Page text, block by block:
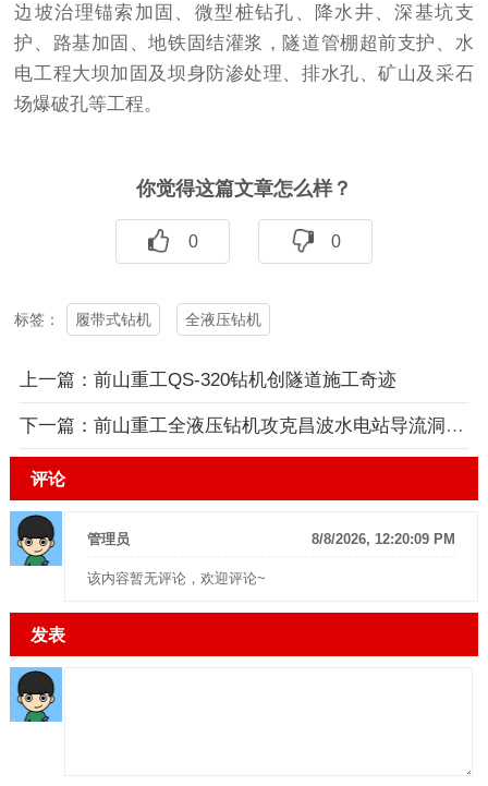
边坡治理锚索加固、微型桩钻孔、降水井、深基坑支
护、路基加固、地铁固结灌浆，隧道管棚超前支护、水
电工程大坝加固及坝身防渗处理、排水孔、矿山及采石
场爆破孔等工程。
你觉得这篇文章怎么样？
0 0
标签： 履带式钻机 全液压钻机
上一篇： 前山重工QS-320钻机创隧道施工奇迹
下一篇： 前山重工全液压钻机攻克昌波水电站导流洞边坡支护难题
评论
8/8/2026, 12:20:09 PM
管理员
该内容暂无评论，欢迎评论~
发表